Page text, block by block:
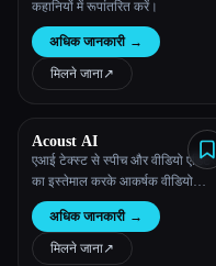
कहानियों में रूपांतरित करें।
अधिक जानकारी →
मिलने जाना↗︎
Acoust AI
एआई टेक्स्ट से स्पीच और वीडियो एडिटर
का इस्तेमाल करके आकर्षक वीडियो
बनाएं।
अधिक जानकारी →
मिलने जाना↗︎